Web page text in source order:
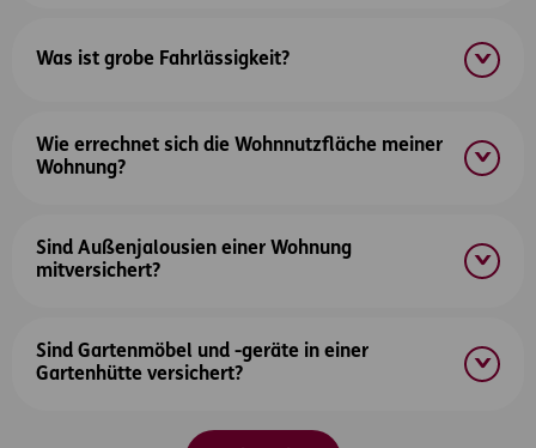
Was ist grobe Fahrlässigkeit?
Wie errechnet sich die Wohnnutzfläche meiner
Wohnung?
Sind Außenjalousien einer Wohnung
mitversichert?
Sind Gartenmöbel und -geräte in einer
Gartenhütte versichert?